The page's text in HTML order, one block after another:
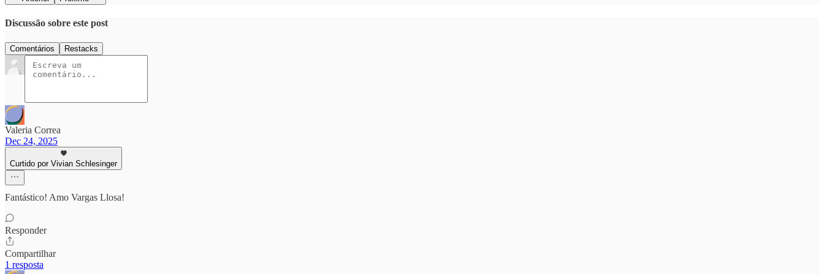
Discussão sobre este post
Comentários Restacks
Valeria Correa
Dec 24, 2025
Curtido por Vivian Schlesinger
Fantástico! Amo Vargas Llosa!
Responder
Compartilhar
1 resposta